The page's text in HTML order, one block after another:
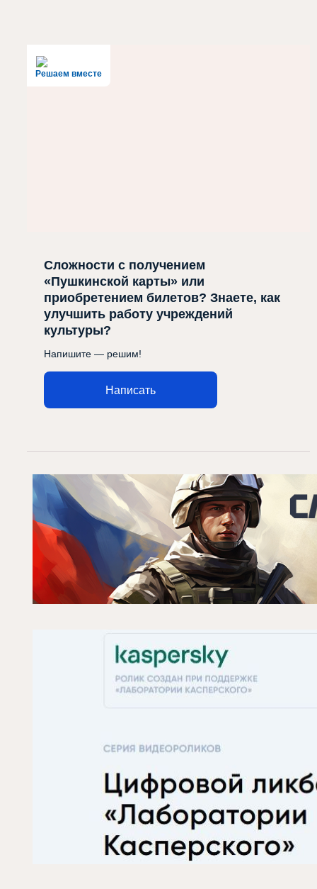
Решаем вместе
Сложности с получением
«Пушкинской карты» или
приобретением билетов? Знаете, как
улучшить работу учреждений
культуры?
Напишите — решим!
Написать